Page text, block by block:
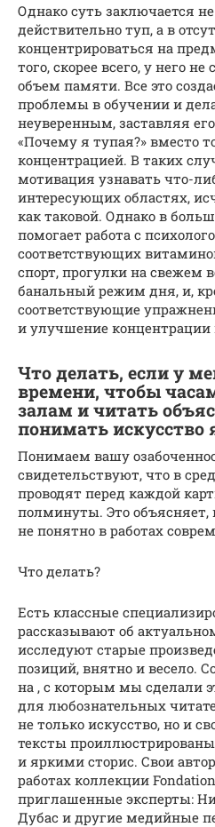
Однако суть заключается
действительно туп, а в
концентрироваться на
того, скорее всего, у него
объем памяти. Все это
проблемы в обучении и
неуверенным, заставляя
«Почему я тупая?» вместо
концентрацией. В таких
мотивация узнавать что-
интересующих областях,
как таковой. Однако в
помогает работа с
соответствующих
спорт, прогулки на свежем
банальный режим дня, и,
соответствующие
и улучшение
Что делать, если у
времени, чтобы
залам и читать
понимать искусство
Понимаем вашу
свидетельствуют, что в
проводят перед каждой
полминуты. Это
не понятно в работах
Что делать?
Есть классные
рассказывают об
исследуют старые
позиций, внятно и весело.
на , с которым мы сделали
для любознательных
не только искусство, но и
тексты
и яркими сторис. Свои
работах коллекции
приглашенные эксперты:
Дубас и другие медийные